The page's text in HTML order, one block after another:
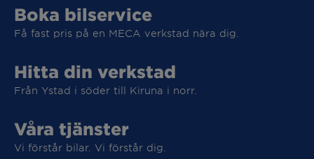
Boka bilservice
Få fast pris på en MECA verkstad nära dig.
Hitta din verkstad
Från Ystad i söder till Kiruna i norr.
Våra tjänster
Vi förstår bilar. Vi förstår dig.